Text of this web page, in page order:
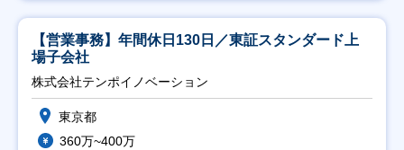
【営業事務】年間休日130日／東証スタンダード上
場子会社
株式会社テンポイノベーション
東京都
360万~400万